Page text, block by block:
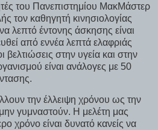
του Πανεπιστημίου ΜακΜάστερ
τον καθηγητή κινησιολογίας
λεπτό έντονης άσκησης είναι
από εννέα λεπτά ελαφριάς
στην υγεία και στην
είναι ανάλογες με 50
την έλλειψη χρόνου ως την
μην γυμναστούν. Η μελέτη μας
χρόνο είναι δυνατό κανείς να